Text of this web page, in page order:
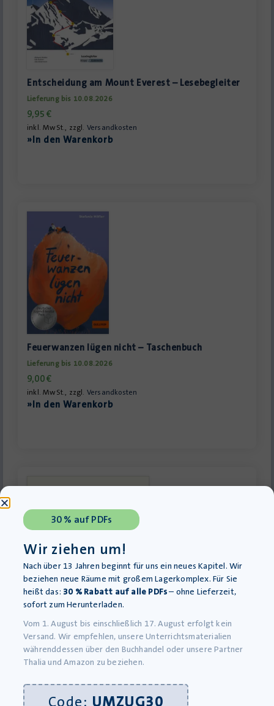
Entscheidung am Mount Everest – Lesebegleiter
Lieferung bis 10.08.2026
9,95 €
inkl. MwSt., zzgl. Versandkosten
»In den Warenkorb
Feuerwanzen lügen nicht – Taschenbuch
Lieferung bis 10.08.2026
9,00€
inkl. MwSt., zzgl. Versandkosten
»In den Warenkorb
Lieferung bis 10.08.2026
24,00 €
inkl. MwSt., zzgl. Versandkosten
30 % auf PDFs
Wir ziehen um!
Nach über 13 Jahren beginnt für uns ein neues Kapitel. Wir
beziehen neue Räume mit großem Lagerkomplex. Für Sie
heißt das: 30 % Rabatt auf alle PDFs– ohne Lieferzeit,
sofort zum Herunterladen.
Vom 1. August bis einschließlich 17. August erfolgt kein
Versand. Wir empfehlen, unsere Unterrichtsmaterialien
währenddessen über den Buchhandel oder unsere Partner
Thalia und Amazon zu beziehen.
Code: UMZUG30